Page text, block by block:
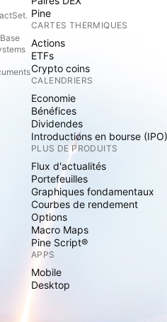
Pine
CARTES THERMIQUES
Actions
ETFs
Crypto coins
CALENDRIERS
Economie
Bénéfices
Dividendes
Introductions en bourse (IPO)
PLUS DE PRODUITS
Flux d'actualités
Portefeuilles
Graphiques fondamentaux
Courbes de rendement
Options
Macro Maps
Pine Script®
APPS
Mobile
Desktop